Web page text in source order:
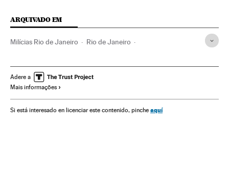
ARQUIVADO EM
Milícias Rio de Janeiro Rio de Janeiro
Acidentes Crime organizado
América do Sul
Acontecimentos Justiça
Adere a
Mais informações
Si está interesado en licenciar este contenido, pinche aquí